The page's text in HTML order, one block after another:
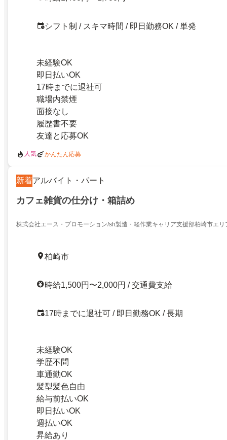
シフト制 / スキマ時間 / 即日勤務OK / 単発
未経験OK
即日払いOK
17時までに退社可
職場内禁煙
面接なし
履歴書不要
友達と応募OK
人気 かんたん応募
新着アルバイト・パート
カフェ雑貨の仕分け・箱詰め
株式会社エース・プロモーション/sh製造・軽作業キャリア支援部柏崎市エリ
柏崎市
時給1,500円〜2,000円 / 交通費支給
17時までに退社可 / 即日勤務OK / 長期
未経験OK
学歴不問
車通勤OK
髪型髪色自由
給与前払いOK
即日払いOK
週払いOK
昇給あり